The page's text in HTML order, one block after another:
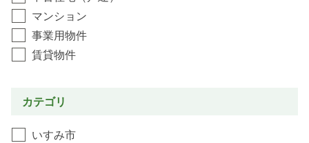
マンション
事業用物件
賃貸物件
カテゴリ
いすみ市